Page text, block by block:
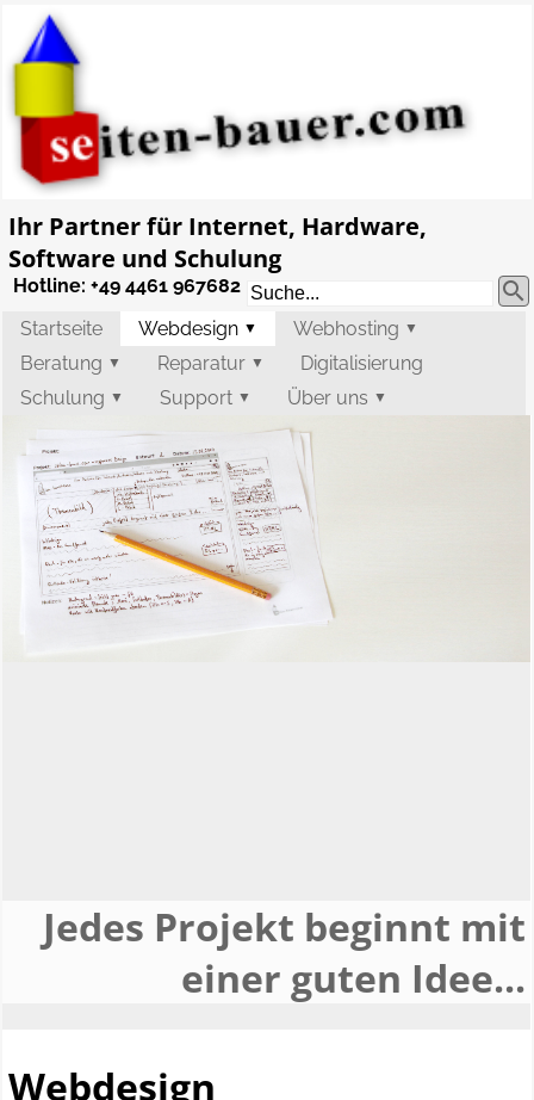
Ihr Partner fürInternet, Hardware,
Software und Schulung

Hotline: +49 4461 967682
Startseite
Webdesign ▼ Webhosting ▼
Beratung ▼ Reparatur ▼
Digitalisierung
Schulung ▼ Support ▼ Über uns ▼
Jedes Projekt beginnt mit
einer guten Idee...
Webdesign